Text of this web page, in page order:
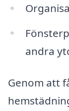
andra
Genom att